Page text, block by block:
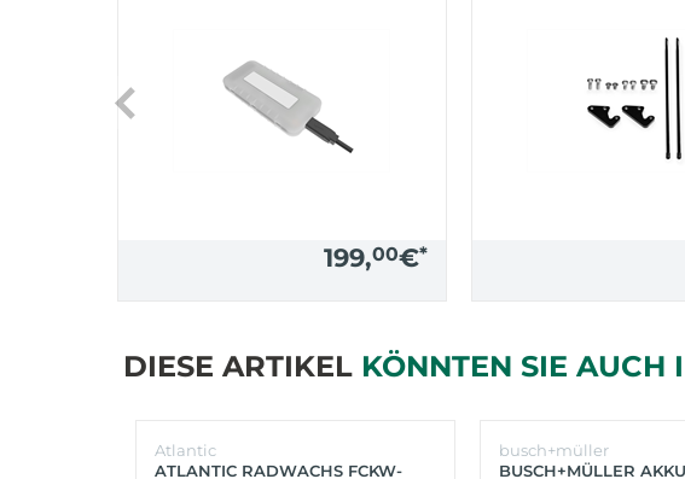
199,00€*
DIESE ARTIKEL KÖNNTEN SIE AUCH
Atlantic
ATLANTIC RADWACHS FCKW-
busch+müller
BUSCH+MÜLLER